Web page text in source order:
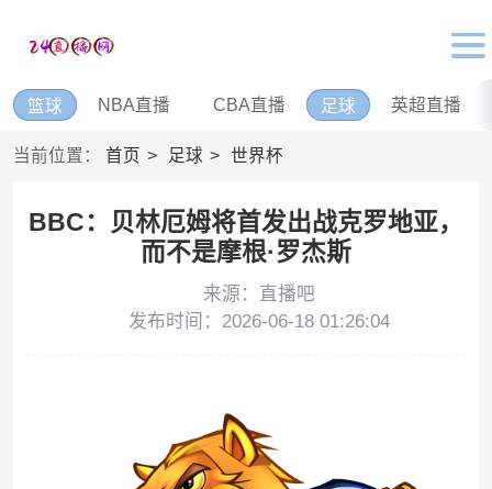
篮球 NBA直播 CBA直播 足球 英超直播
当前位置： 首页 足球 世界杯
BBC：贝林厄姆将首发出战克罗地亚，
而不是摩根·罗杰斯
来源：直播吧
发布时间：2026-06-18 01:26:04